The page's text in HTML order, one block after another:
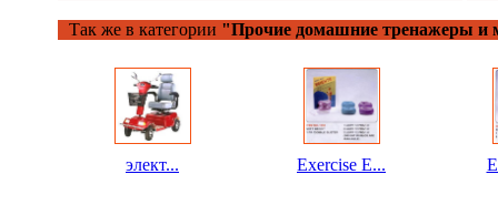
Так же в категории "Прочие домашние тренажеры и
элект... Exercise E...